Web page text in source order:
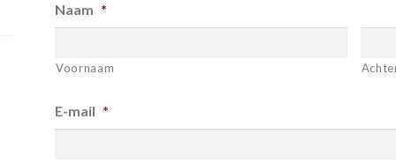
Naam *
Voornaam
E-mail *